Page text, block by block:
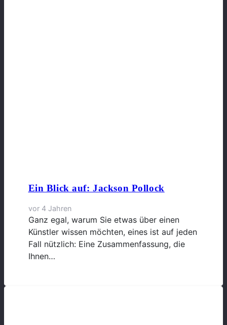
Ein Blick auf: Jackson Pollock
vor 4 Jahren
Ganz egal, warum Sie etwas über einen
Künstler wissen möchten, eines ist auf jeden
Fall nützlich: Eine Zusammenfassung, die
Ihnen…